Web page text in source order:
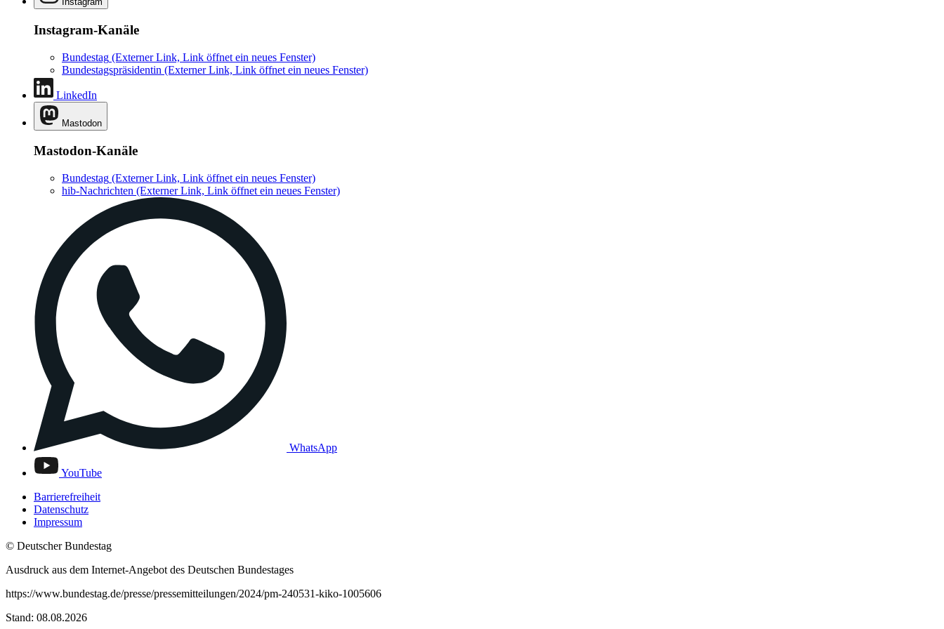
Instagram-Kanäle
Bundestag (Externer Link, Link öffnet ein neues Fenster)
Bundestagspräsidentin (Externer Link, Link öffnet ein neues Fenster)
LinkedIn
Mastodon
Mastodon-Kanäle
Bundestag (Externer Link, Link öffnet ein neues Fenster)
hib-Nachrichten (Externer Link, Link öffnet ein neues Fenster)
WhatsApp
YouTube
Barrierefreiheit
Datenschutz
Impressum
© Deutscher Bundestag
Ausdruck aus dem Internet-Angebot des Deutschen Bundestages
https://www.bundestag.de/presse/pressemitteilungen/2024/pm-240531-kiko-1005606
Stand: 08.08.2026